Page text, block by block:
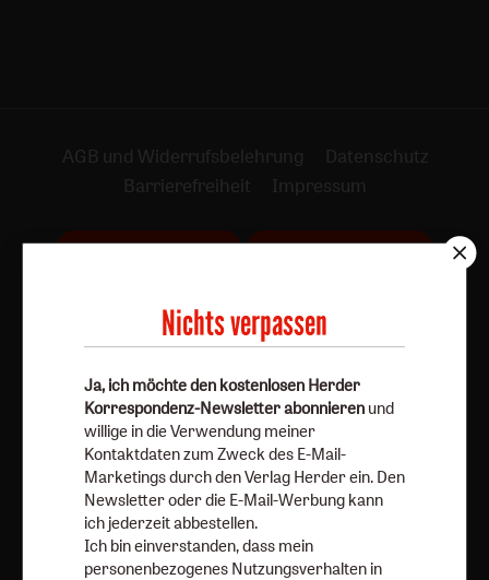
AGB und Widerrufsbelehrung
Datenschutz
Barrierefreiheit
Impressum
Vertrag widerrufen Abo online kündigen
Nach oben
Nichts verpassen
Ja, ich möchte den kostenlosen Herder
Korrespondenz-Newsletter abonnieren und
willige in die Verwendung meiner
Kontaktdaten zum Zweck des E-Mail-
Marketings durch den Verlag Herder ein. Den
Newsletter oder die E-Mail-Werbung kann
ich jederzeit abbestellen.
Ich bin einverstanden, dass mein
personenbezogenes Nutzungsverhalten in